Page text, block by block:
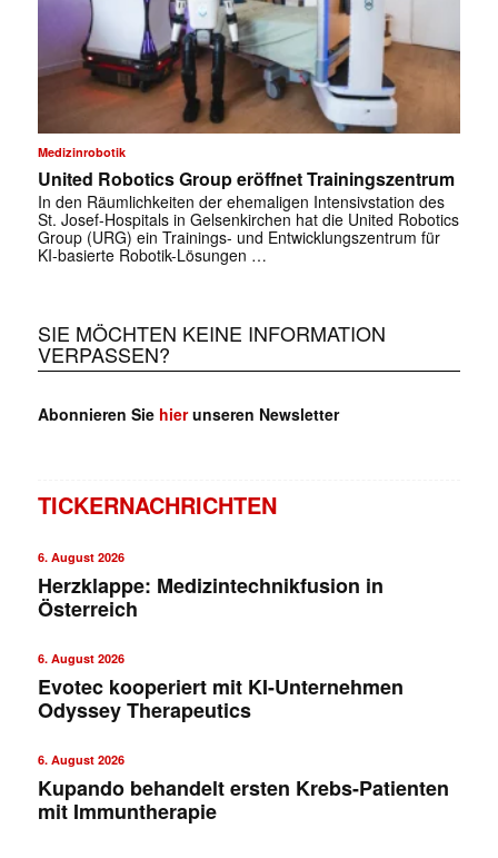
Medizinrobotik
United Robotics Group eröffnet Trainingszentrum
In den Räumlichkeiten der ehemaligen Intensivstation des
St. Josef-Hospitals in Gelsenkirchen hat die United Robotics
Group (URG) ein Trainings- und Entwicklungszentrum für
KI-basierte Robotik-Lösungen …
SIE MÖCHTEN KEINE INFORMATION
VERPASSEN?
Abonnieren Sie hierunseren Newsletter
TICKERNACHRICHTEN
6. August 2026
Herzklappe: Medizintechnikfusion in
Österreich
6. August 2026
Evotec kooperiert mit KI-Unternehmen
Odyssey Therapeutics
6. August 2026
Kupando behandelt ersten Krebs-Patienten
mit Immuntherapie